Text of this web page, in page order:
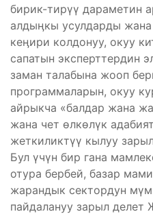
бирик-тирүү дараметин
алдыӊкы усулдарды
кеӊири колдонуу, окуу
сапатын эксперттердин
заман талабына жооп
программаларын, окуу
айрыкча «балдар жана
жана чет өлкөлүк
жеткиликтүү кылуу
Бул үчүн бир гана
отура бербей, базар
жарандык сектордун
пайдалануу зарыл делет